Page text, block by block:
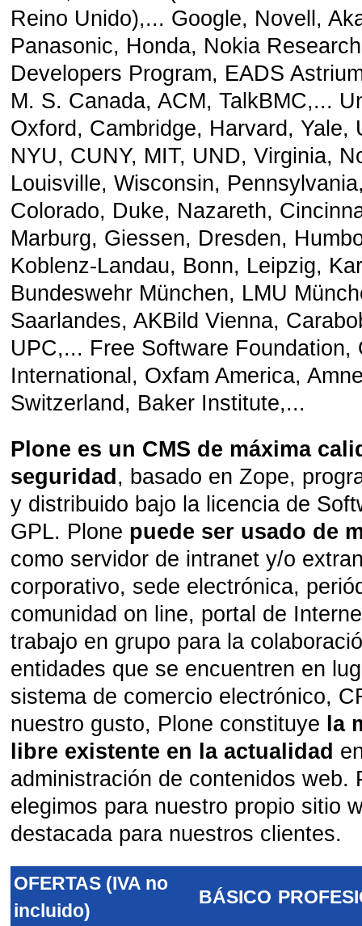
Reino Unido),... Google, Novell,
Panasonic, Honda, Nokia
Developers Program, EADS
M. S. Canada, ACM, TalkBMC,...
Oxford, Cambridge, Harvard, Yale,
NYU, CUNY, MIT, UND, Virginia,
Louisville, Wisconsin,
Colorado, Duke, Nazareth,
Marburg, Giessen, Dresden,
Koblenz-Landau, Bonn, Leipzig,
Bundeswehr München, LMU
Saarlandes, AKBild Vienna,
UPC,... Free Software Foundation,
International, Oxfam America,
Switzerland, Baker Institute,...
Plone es un CMS de máxima
seguridad , basado en Zope,
y distribuido bajo la licencia de
GPL. Plone puede ser usado de
como servidor de intranet y/o
corporativo, sede electrónica,
comunidad on line, portal de
trabajo en grupo para la
entidades que se encuentren en
sistema de comercio electrónico,
nuestro gusto, Plone constituye la
libre existente en la actualidad
administración de contenidos web.
elegimos para nuestro propio sitio
destacada para nuestros clientes.
OFERTAS (IVA no
incluido)
BÁSICO